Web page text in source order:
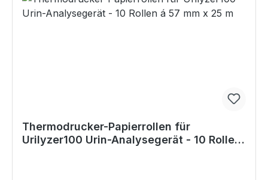
Thermodrucker-Papierrollen für
Urilyzer100 Urin-Analysegerät - 10 Rollen